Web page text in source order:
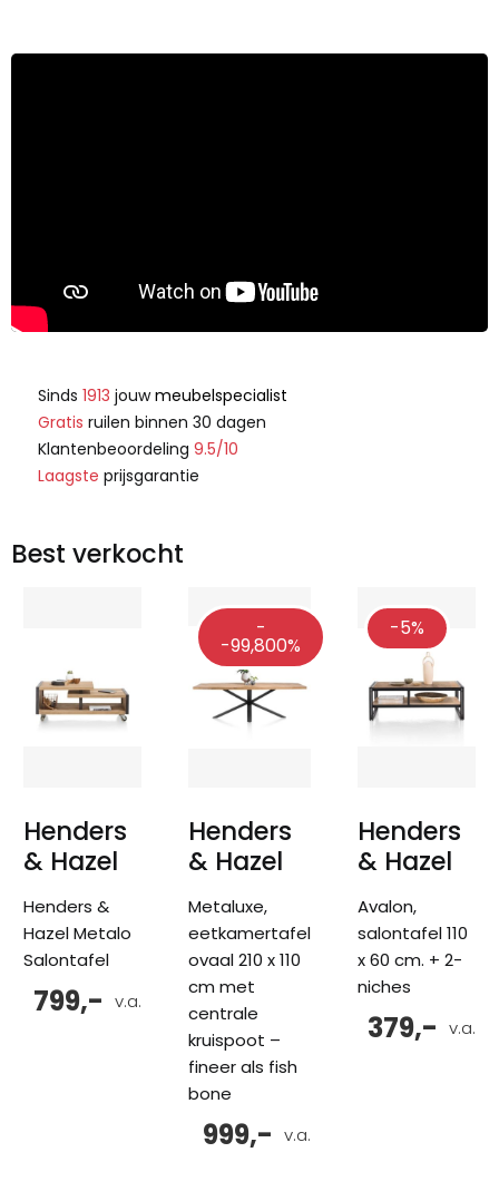
Sinds 1913 jouwmeubelspecialist
Gratis ruilen binnen 30 dagen
Klantenbeoordeling 9.5/10
Laagste prijsgarantie
Best verkocht
Henders
& Hazel
Henders &
Hazel Metalo
Salontafel
v.a.
799,-
-
-99,800%
Henders
& Hazel
Metaluxe,
eetkamertafel
ovaal 210 x 110
cm met
centrale
kruispoot –
fineer als fish
bone
v.a.
999,-
-5%
Henders
& Hazel
Avalon,
salontafel 110
x 60 cm. + 2-
niches
v.a.
379,-